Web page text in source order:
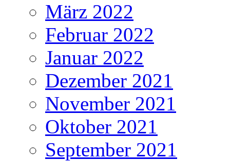
März 2022
Februar 2022
Januar 2022
Dezember 2021
November 2021
Oktober 2021
September 2021